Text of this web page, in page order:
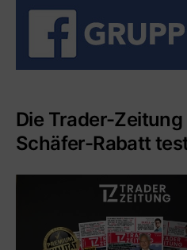
Die Trader-
Schäfer-Rabatt